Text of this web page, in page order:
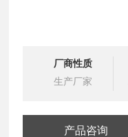
厂商性质
生产厂家
产品咨询